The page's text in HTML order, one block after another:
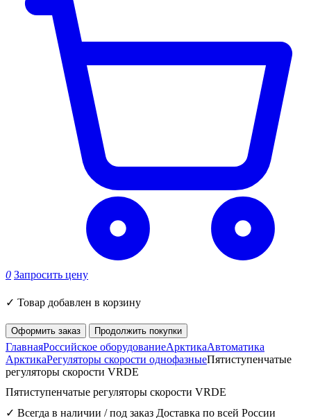
0 Запросить цену
✓ Товар добавлен в корзину
Оформить заказ Продолжить покупки
ГлавнаяРоссийское оборудованиеАрктикаАвтоматика
АрктикаРегуляторы скорости однофазныеПятиступенчатые
регуляторы скорости VRDE
Пятиступенчатые регуляторы скорости VRDE
✓ Всегда в наличии / под заказ Доставка по всей России